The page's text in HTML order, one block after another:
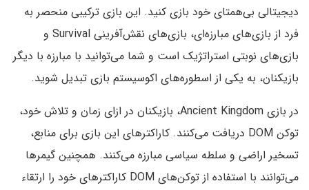
دیجیتالی بی‌همتای خود بازی کنید. این بازی ترکیبی منحصر به
فرد از بازی‌های مبارزه‌ای، بازی‌های نقش‌آفرینی Survival و
بازی‌های نوبتی استراتژیک است و شما می‌توانید با مبارزه با دیگر
بازیکنان، به یکی از اسطوره‌های اکوسیستم بازی تبدیل شوید.
در بازی Ancient Kingdom، بازیکنان در ازای زمان و تلاش خود،
توکن DOM دریافت می‌کنند. کاراکترهای این بازی برای منابع،
تسخیر اراضی و سلطه سیاسی مبارزه می‌کنند. همچنین گیمرها
می‌توانند با استفاده از توکن‌های DOM کاراکترهای خود را ارتقاء